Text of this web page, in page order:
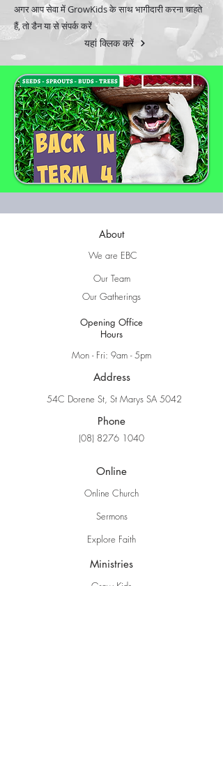
अगर आप सेवा में GrowKids के साथ भागीदारी करना चाहते
हैं, तो डैन या से संपर्क करें
यहां क्लिक करें
About
We are EBC
Our Team
Our Gatherings
Opening Office
Hours
Mon - Fri: 9am - 5pm
Address
54C Dorene St, St Marys SA 5042
Phone
(08) 8276 1040
Online
Online Church
Sermons
Explore Faith
Ministries
Grow Kids